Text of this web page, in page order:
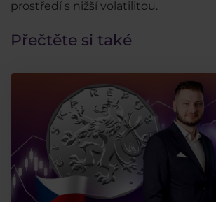
prostředí s nižší volatilitou.
Přečtěte si také